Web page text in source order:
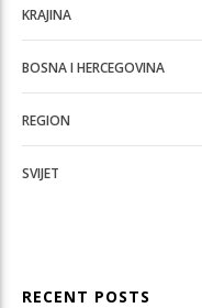
KRAJINA
BOSNA I HERCEGOVINA
REGION
SVIJET
RECENT POSTS